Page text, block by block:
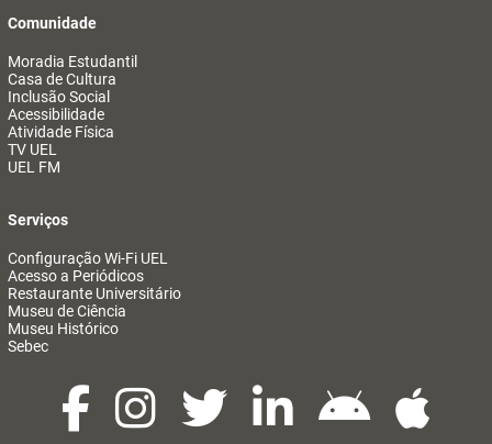
Comunidade
Moradia Estudantil
Casa de Cultura
Inclusão Social
Acessibilidade
Atividade Física
TV UEL
UEL FM
Serviços
Configuração Wi-Fi UEL
Acesso a Periódicos
Restaurante Universitário
Museu de Ciência
Museu Histórico
Sebec